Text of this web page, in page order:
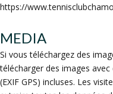
https://
MEDIA
Si vous téléchargez des
télécharger des images
(EXIF GPS) incluses. Les